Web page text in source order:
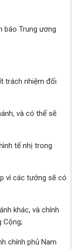
báo Trung ương
trách nhiệm đối
và có thể sẽ
tế nhị trong
vì các tướng sẽ có
khác, và chính
Cộng;
chính phủ Nam